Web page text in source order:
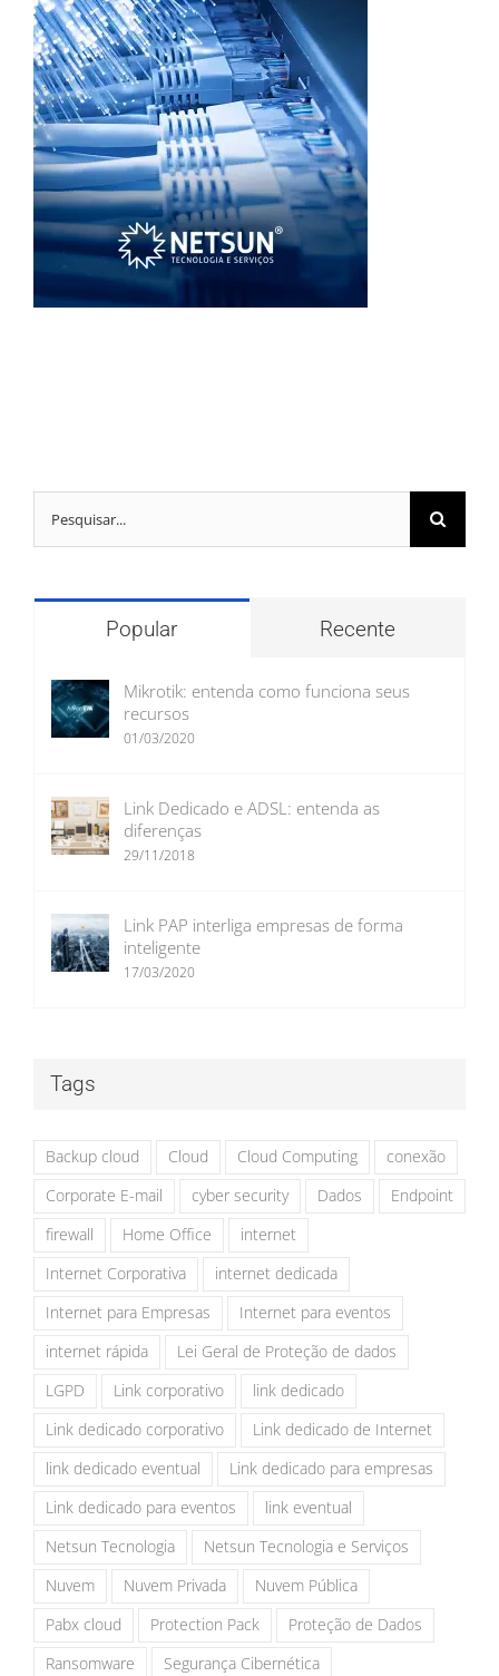
Popular Recente
Mikrotik: entenda como funciona seus
recursos
01/03/2020
Link Dedicado e ADSL: entenda as
diferenças
29/11/2018
Link PAP interliga empresas de forma
inteligente
17/03/2020
Tags
Backup cloud Cloud Cloud Computing
conexão
Corporate E-mail
cyber security Dados
Endpoint
firewall
Home Office
internet
Internet Corporativa
internet dedicada
Internet para Empresas
Internet para eventos
internet rápida
Lei Geral de Proteção de dados
LGPD
Link corporativo
link dedicado
Link dedicado corporativo
Link dedicado de Internet
link dedicado eventual
Link dedicado para empresas
Link dedicado para eventos
link eventual
Netsun Tecnologia
Netsun Tecnologia e Serviços
Nuvem
Nuvem Privada
Nuvem Pública
Pabx cloud
Protection Pack
Proteção de Dados
Ransomware
Segurança Cibernética